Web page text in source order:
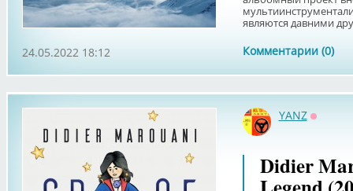
являются давними
Комментарии (0)
24.05.2022 18:12
YANZ
Didier